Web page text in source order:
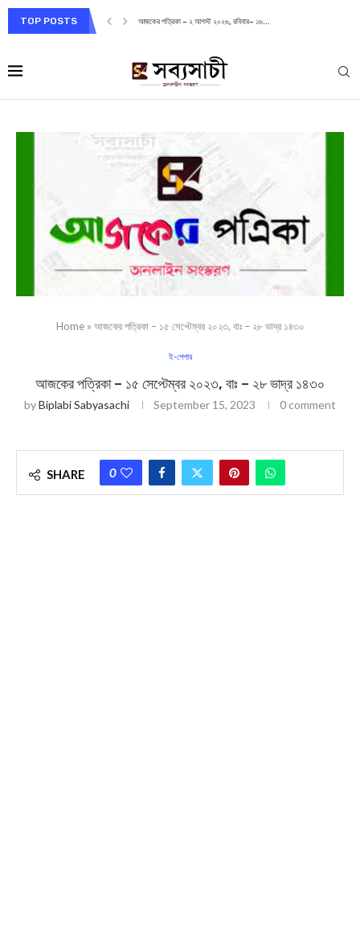
TOP POSTS আজকের পত্রিকা – ২ আগস্ট ২০২৬, রবিবার– ১৬...
Home» আজকের পত্রিকা – ১৫ সেপ্টেম্বর ২০২৩, বাঃ – ২৮ ভাদ্র ১৪৩০
ই-পেপার
আজকের পত্রিকা – ১৫ সেপ্টেম্বর ২০২৩, বাঃ – ২৮ ভাদ্র ১৪৩০
byBiplabi Sabyasachi September 15, 2023 0 comment
SHARE 0